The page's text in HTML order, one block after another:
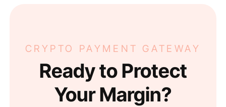
CRYPTO PAYMENT GATEWAY
Ready to Protect
Your Margin?